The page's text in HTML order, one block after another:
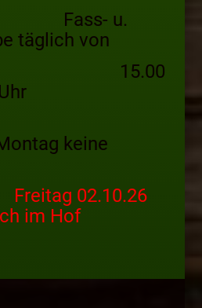
u.
täglich von
keine
Freitag 02.10.26
im Hof